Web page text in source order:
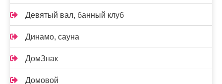
Девятый вал, банный клуб
Динамо, сауна
ДомЗнак
Домовой